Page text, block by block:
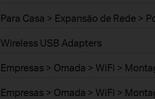
Para Casa > Expansão de Rede >
Wireless USB Adapters
Empresas > Omada > WiFi >
Empresas > Omada > WiFi >